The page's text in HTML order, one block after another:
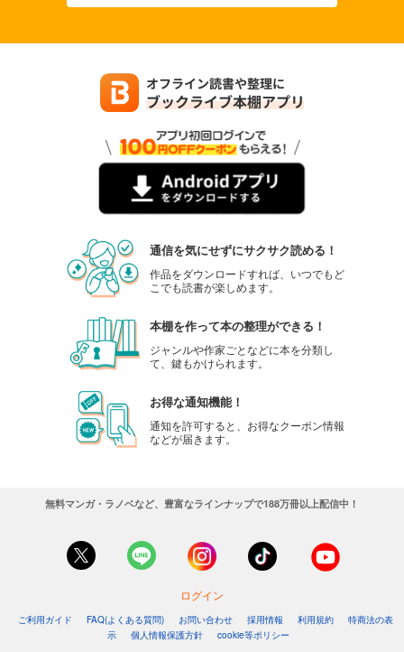
通信を気にせずにサクサク読める！
作品をダウンロードすれば、いつでもど
こでも読書が楽しめます。
本棚を作って本の整理ができる！
ジャンルや作家ごとなどに本を分類し
て、鍵もかけられます。
お得な通知機能！
通知を許可すると、お得なクーポン情報
などが届きます。
無料マンガ・ラノベなど、豊富なラインナップで188万冊以上配信中！
ログイン
ご利用ガイド FAQ(よくある質問) お問い合わせ 採用情報 利用規約
特商法の表
示
個人情報保護方針 cookie等ポリシー